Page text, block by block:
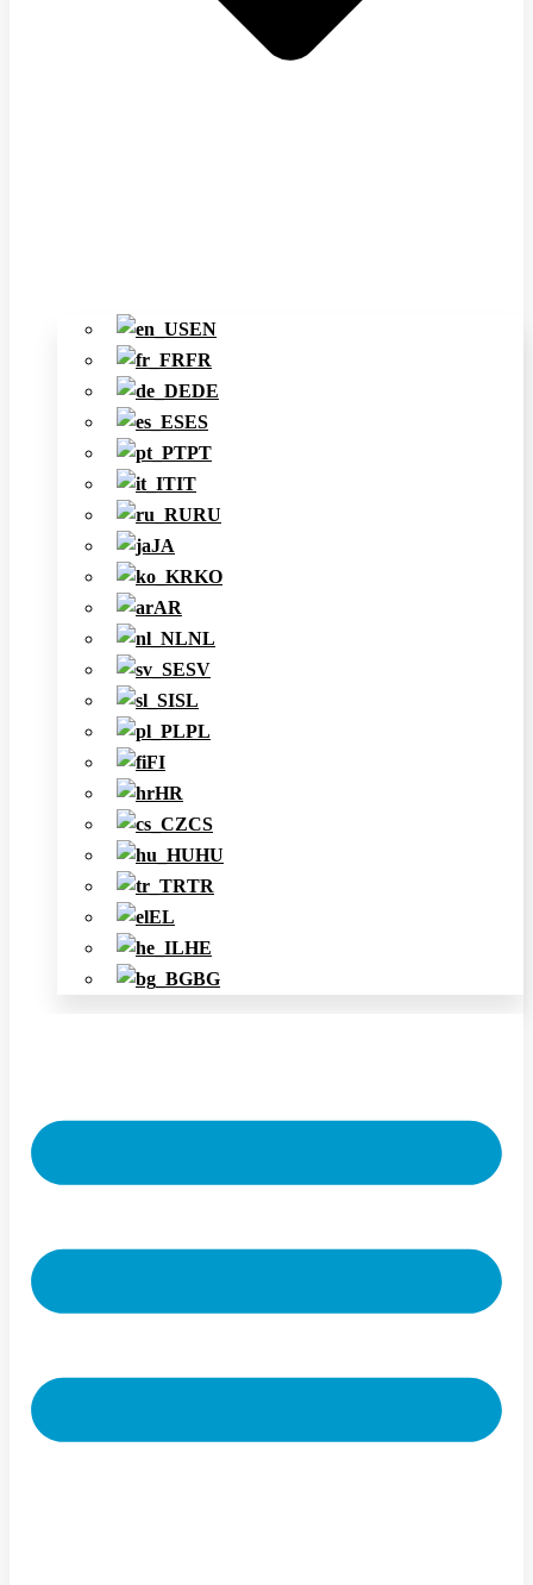
EN
FR
DE
ES
PT
IT
RU
JA
KO
AR
NL
SV
SL
PL
FI
HR
CS
HU
TR
EL
HE
BG